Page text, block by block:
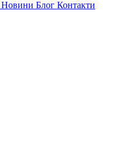
Новини Блог Контакти